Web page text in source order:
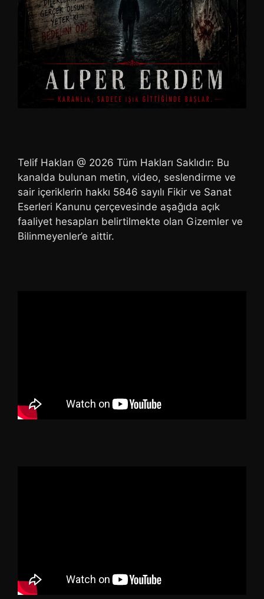
Telif Hakları @ 2026 Tüm Hakları Saklıdır: Bu
kanalda bulunan metin, video, seslendirme ve
sair içeriklerin hakkı 5846 sayılı Fikir ve Sanat
Eserleri Kanunu çerçevesinde aşağıda açık
faaliyet hesapları belirtilmekte olan Gizemler ve
Bilinmeyenler’e aittir.